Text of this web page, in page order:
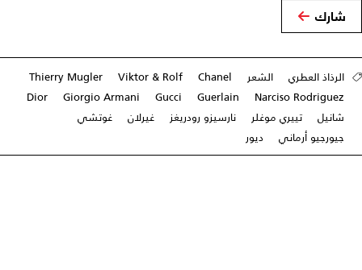
شارك
الرذاذ العطري الشعر Chanel
Viktor & Rolf
Thierry Mugler
Narciso Rodriguez
Guerlain
Gucci
Giorgio Armani
Dior
شانيل
تييري موغلر نارسيزو رودريغز غيرلان
غوتشي
جيورجيو أرماني
ديور